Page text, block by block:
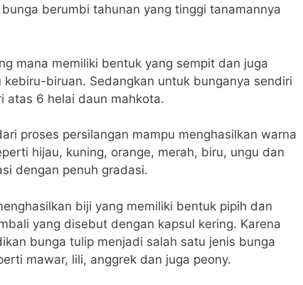
berumbi tahunan yang tinggi tanamannya
mana memiliki bentuk yang sempit dan juga
biruan. Sedangkan untuk bunganya sendiri
atas 6 helai daun mahkota.
proses persilangan mampu menghasilkan warna
hijau, kuning, orange, merah, biru, ungu dan
dengan penuh gradasi.
biji yang memiliki bentuk pipih dan
yang disebut dengan kapsul kering. Karena
bunga tulip menjadi salah satu jenis bunga
mawar, lili, anggrek dan juga peony.